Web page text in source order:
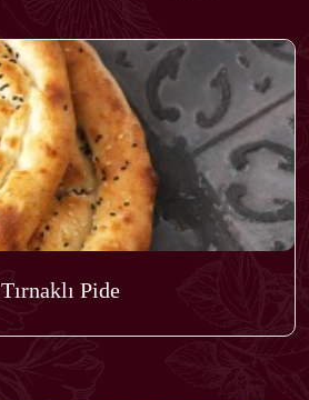
Tırnaklı Pide